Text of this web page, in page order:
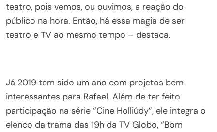
teatro, pois vemos, ou ouvimos, a reação do
público na hora. Então, há essa magia de ser
teatro e TV ao mesmo tempo – destaca.
Já 2019 tem sido um ano com projetos bem
interessantes para Rafael. Além de ter feito
participação na série “Cine Holliúdy”, ele integra o
elenco da trama das 19h da TV Globo, “Bom